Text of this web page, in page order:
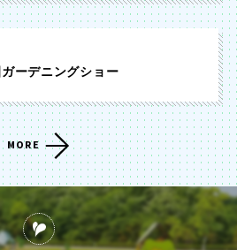
ガーデニングショー
MORE